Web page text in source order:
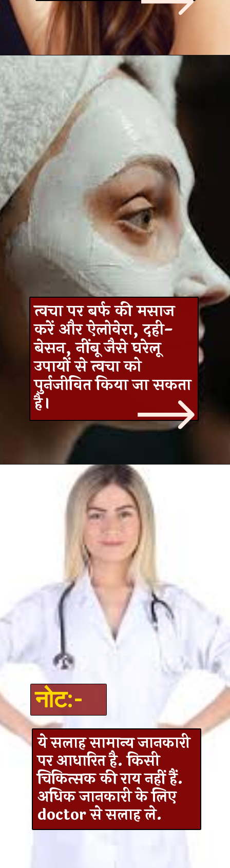
त्वचा पर बर्फ की मसाज
करें और ऐलोवेरा, दही-
बेसन, नींबू जैसे घरेलू
उपायों से त्वचा को
पुर्नजीवित किया जा सकता
है।
नोट:-
ये सलाह सामान्य जानकारी
पर आधारित है. किसी
चिकित्सक की राय नहीं हैं.
अधिक जानकारी के लिए
doctor से सलाह ले.